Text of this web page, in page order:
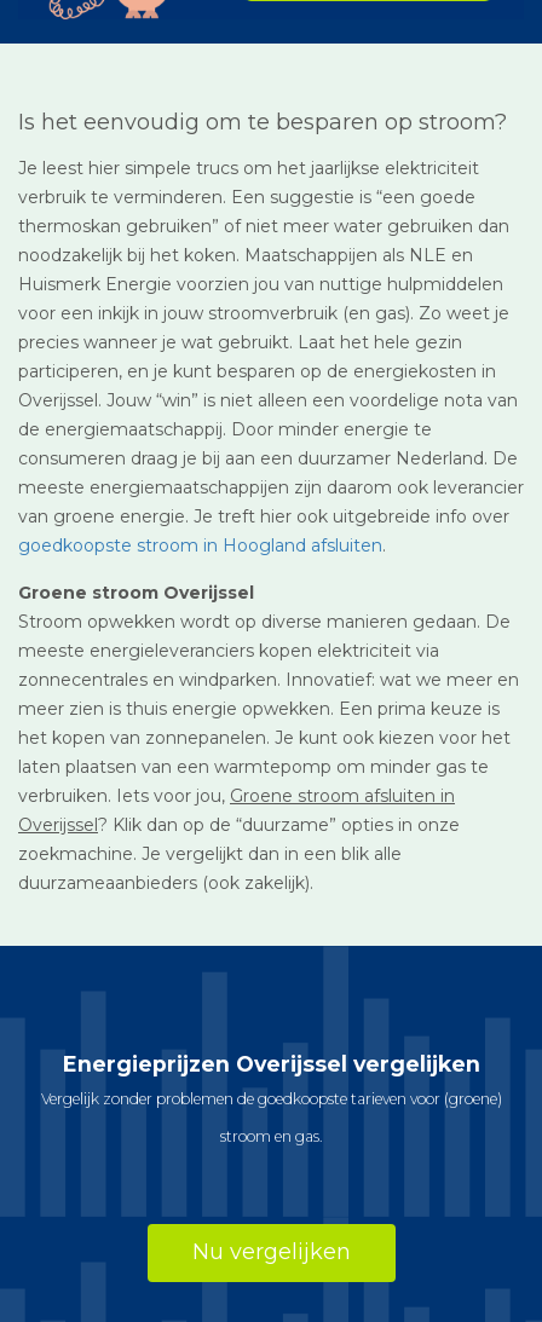
Is het eenvoudig om te besparen op stroom?
Je leest hier simpele trucs om het jaarlijkse elektriciteit
verbruik te verminderen. Een suggestie is “een goede
thermoskan gebruiken” of niet meer water gebruiken dan
noodzakelijk bij het koken. Maatschappijen als NLE en
Huismerk Energie voorzien jou van nuttige hulpmiddelen
voor een inkijk in jouw stroomverbruik (en gas). Zo weet je
precies wanneer je wat gebruikt. Laat het hele gezin
participeren, en je kunt besparen op de energiekosten in
Overijssel. Jouw “win” is niet alleen een voordelige nota van
de energiemaatschappij. Door minder energie te
consumeren draag je bij aan een duurzamer Nederland. De
meeste energiemaatschappijen zijn daarom ook leverancier
van groene energie. Je treft hier ook uitgebreide info over
goedkoopste stroom in Hoogland afsluiten.
Groene stroom Overijssel
Stroom opwekken wordt op diverse manieren gedaan. De
meeste energieleveranciers kopen elektriciteit via
zonnecentrales en windparken. Innovatief: wat we meer en
meer zien is thuis energie opwekken. Een prima keuze is
het kopen van zonnepanelen. Je kunt ook kiezen voor het
laten plaatsen van een warmtepomp om minder gas te
verbruiken. Iets voor jou, Groene stroom afsluiten in
Overijssel? Klik dan op de “duurzame” opties in onze
zoekmachine. Je vergelijkt dan in een blik alle
duurzameaanbieders (ook zakelijk).
Energieprijzen Overijssel vergelijken
Vergelijk zonder problemen de goedkoopste tarieven voor (groene)
stroom en gas.
Nu vergelijken